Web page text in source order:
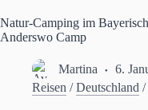
Natur-Camping im
Anderswo Camp
Martina 6.
Reisen /Deutschland /